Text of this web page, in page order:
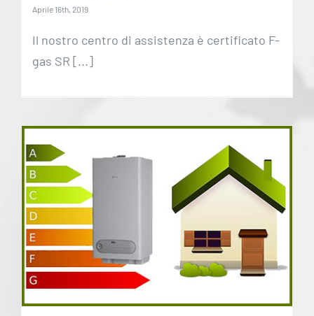
Aprile 16th, 2019
Il nostro centro di assistenza è certificato F-
gas SR [...]
Agevolazioni fiscali per
il risparmio energetico